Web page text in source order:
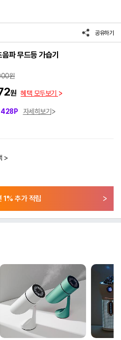
공유하기
파 무드등 가습기
원
원 혜택 모두보기
428P
자세히보기
>
1% 추가 적립